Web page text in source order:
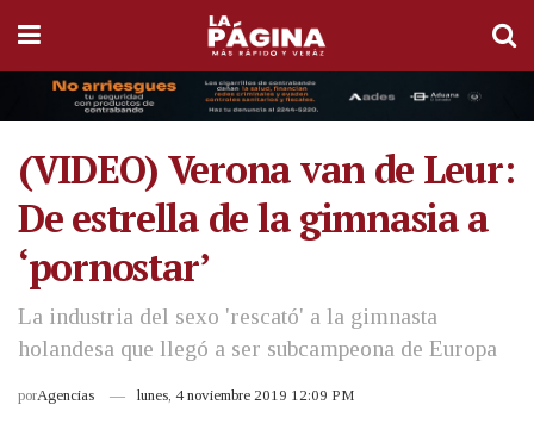
(VIDEO) Verona van de Leur:
De estrella de la gimnasia a
‘pornostar’
La industria del sexo 'rescató' a la gimnasta
holandesa que llegó a ser subcampeona de Europa
porAgencias lunes, 4 noviembre 2019 12:09 PM